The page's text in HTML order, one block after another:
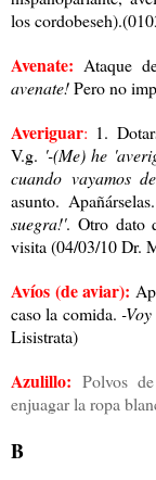
los
Avenate: Ataque
avenate!Pero no
Averiguar: 1.
V.g. '-(Me) he
cuando vayamos
asunto.
suegra!'. Otro dato
visita (04/03/10 Dr.
Avíos (de aviar):
caso la comida.-
Lisistrata)
Azulillo: Polvos
enjuagar la ropa
B